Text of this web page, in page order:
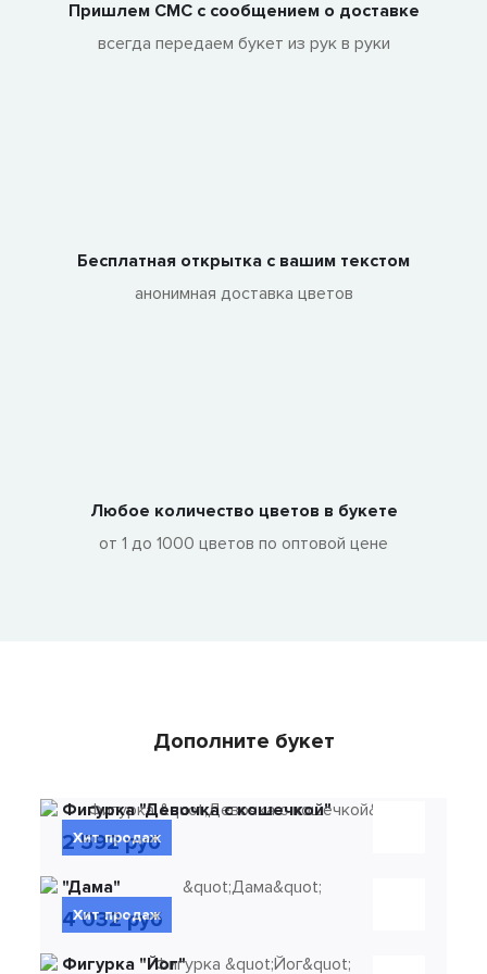
Пришлем СМС с сообщением о доставке
всегда передаем букет из рук в руки
Бесплатная открытка с вашим текстом
анонимная доставка цветов
Любое количество цветов в букете
от 1 до 1000 цветов по оптовой цене
Дополните букет
Хит продаж
Фигурка "Девочка с кошечкой"
2 592 руб
Хит продаж
"Дама"
4 032 руб
Фигурка "Йог"